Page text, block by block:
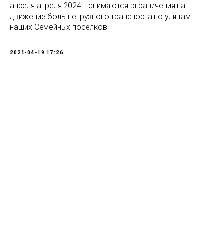
апреля апреля 2024г. снимаются ограничения на
движение большегрузного транспорта по улицам
наших Семейных посёлков
2024-04-19 17:26